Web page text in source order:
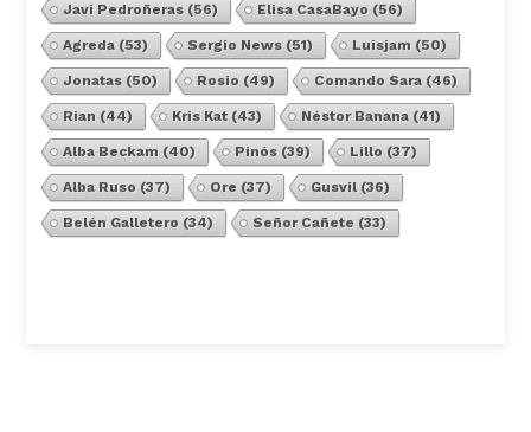
Javi Pedroñeras(56) Elisa CasaBayo (56)
Agreda(53) Sergio News(51) Luisjam (50)
Jonatas(50) Rosio (49) Comando Sara(46)
Rian (44) Kris Kat(43) Néstor Banana(41)
Alba Beckam (40) Pinós(39) Lillo (37)
Alba Ruso (37) Ore (37) Gusvil(36)
Belén Galletero (34) Señor Cañete (33)